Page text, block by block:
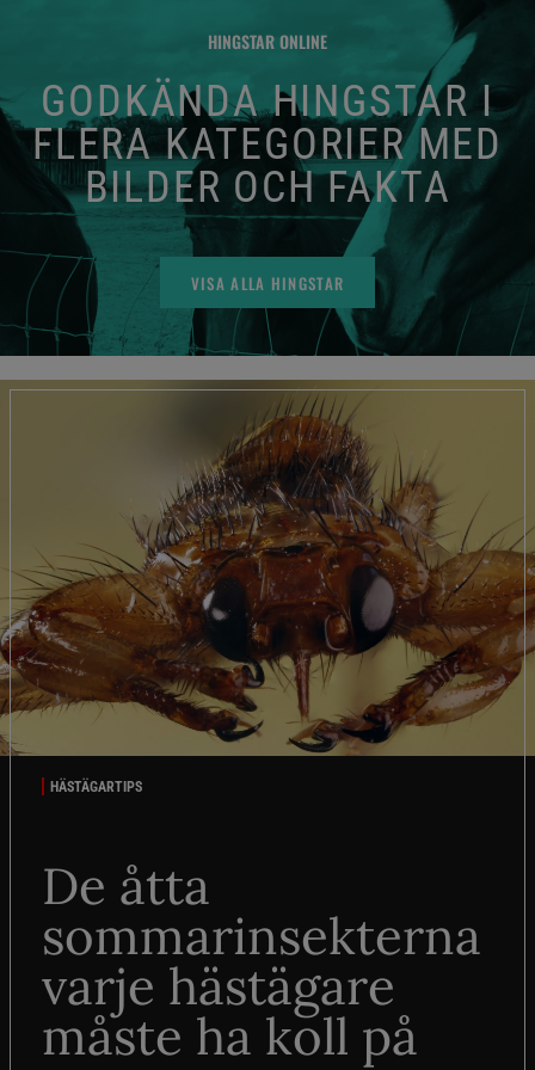
HINGSTAR ONLINE
GODKÄNDA HINGSTAR I
FLERA KATEGORIER MED
BILDER OCH FAKTA
VISA ALLA HINGSTAR
HÄSTÄGARTIPS
De åtta
sommarinsekterna
varje hästägare
måste ha koll på